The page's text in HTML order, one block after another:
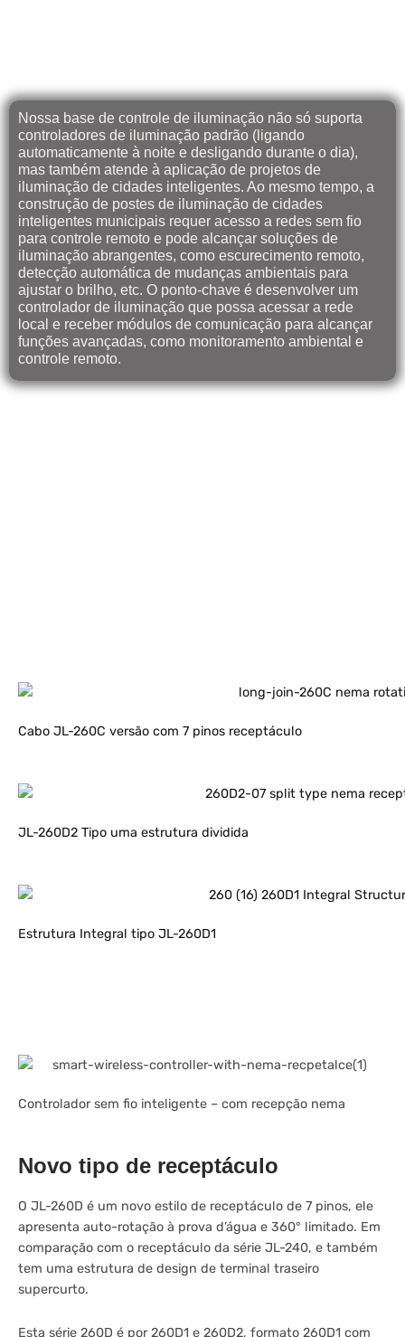
Nossa base de controle de iluminação não só suporta
controladores de iluminação padrão (ligando
automaticamente à noite e desligando durante o dia),
mas também atende à aplicação de projetos de
iluminação de cidades inteligentes. Ao mesmo tempo, a
construção de postes de iluminação de cidades
inteligentes municipais requer acesso a redes sem fio
para controle remoto e pode alcançar soluções de
iluminação abrangentes, como escurecimento remoto,
detecção automática de mudanças ambientais para
ajustar o brilho, etc. O ponto-chave é desenvolver um
controlador de iluminação que possa acessar a rede
local e receber módulos de comunicação para alcançar
funções avançadas, como monitoramento ambiental e
controle remoto.
Cabo JL-260C versão com 7 pinos receptáculo
JL-260D2 Tipo uma estrutura dividida
Estrutura Integral tipo JL-260D1
Controlador sem fio inteligente – com recepção nema
Novo tipo de receptáculo
O JL-260D é um novo estilo de receptáculo de 7 pinos, ele
apresenta auto-rotação à prova d’água e 360° limitado. Em
comparação com o receptáculo da série JL-240, e também
tem uma estrutura de design de terminal traseiro
supercurto.
Esta série 260D é por 260D1 e 260D2, formato 260D1 com